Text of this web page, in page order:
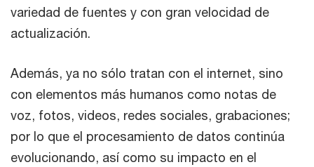
variedad de fuentes y con gran velocidad de
actualización.
Además, ya no sólo tratan con el internet, sino
con elementos más humanos como notas de
voz, fotos, videos, redes sociales, grabaciones;
por lo que el procesamiento de datos continúa
evolucionando, así como su impacto en el